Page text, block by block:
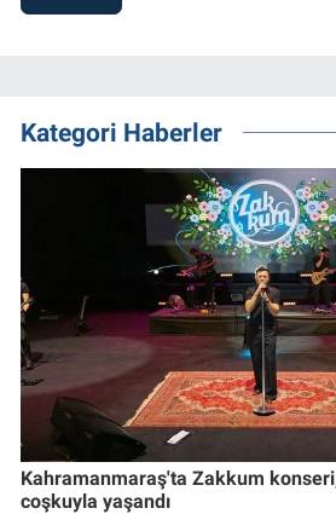
Kategori Haberler
Kahramanmaraş'ta Zakkum
coşkuyla yaşandı